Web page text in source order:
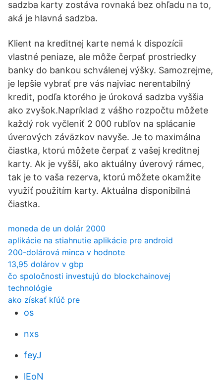
sadzba karty zostáva rovnaká bez ohľadu na to,
aká je hlavná sadzba.
Klient na kreditnej karte nemá k dispozícii
vlastné peniaze, ale môže čerpať prostriedky
banky do bankou schválenej výšky. Samozrejme,
je lepšie vybrať pre vás najviac nerentabilný
kredit, podľa ktorého je úroková sadzba vyššia
ako zvyšok.Napríklad z vášho rozpočtu môžete
každý rok vyčleniť 2 000 rubľov na splácanie
úverových záväzkov navyše. Je to maximálna
čiastka, ktorú môžete čerpať z vašej kreditnej
karty. Ak je vyšší, ako aktuálny úverový rámec,
tak je to vaša rezerva, ktorú môžete okamžite
využiť použitím karty. Aktuálna disponibilná
čiastka.
moneda de un dolár 2000
aplikácie na stiahnutie aplikácie pre android
200-dolárová minca v hodnote
13,95 dolárov v gbp
čo spoločnosti investujú do blockchainovej
technológie
ako získať kľúč pre
os
nxs
feyJ
lEoN